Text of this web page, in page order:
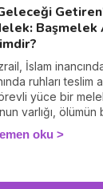
Başmelek
İslam
ruhları teslim
yüce bir
varlığı, ölümün
ilahi bir
hatırlatır. Bu
oku